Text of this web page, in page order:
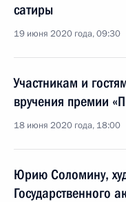
сатиры
19 июня 2020 года, 09:30
Участникам и
вручения премии
18 июня 2020 года, 18:00
Юрию Соломину,
Государственного